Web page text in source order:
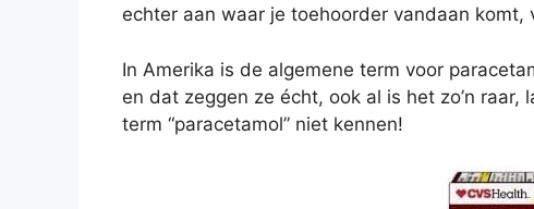
echter aan waar je toehoorder vandaan
In Amerika is de algemene term voor
en dat zeggen ze écht, ook al is het zo’n
term “paracetamol” niet kennen!